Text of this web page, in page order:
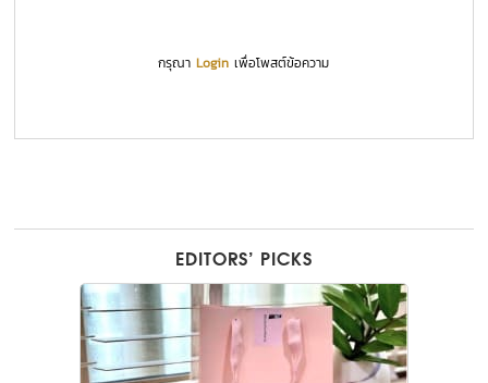
กรุณาLogin เพื่อโพสต์ข้อความ
EDITORS’ PICKS